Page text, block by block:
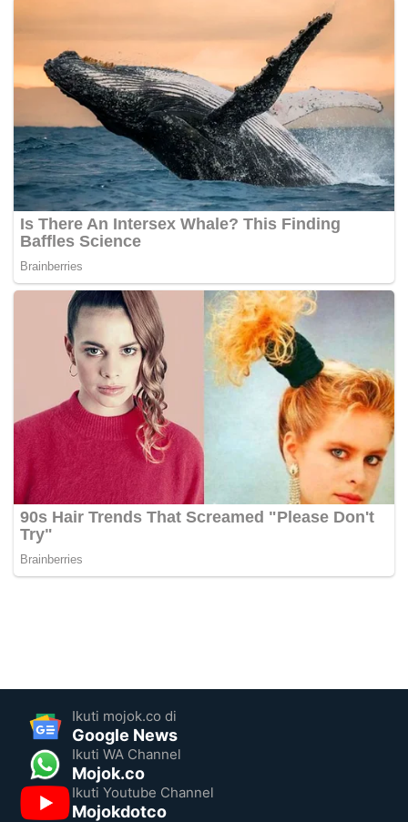
Ikuti mojok.co di
Google News
Ikuti WA Channel
Mojok.co
Ikuti Youtube Channel
Mojokdotco